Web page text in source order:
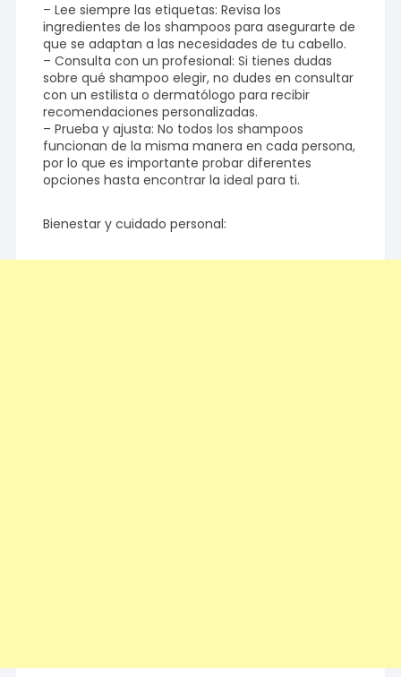
– Lee siempre las etiquetas: Revisa los
ingredientes de los shampoos para asegurarte de
que se adaptan a las necesidades de tu cabello.
– Consulta con un profesional: Si tienes dudas
sobre qué shampoo elegir, no dudes en consultar
con un estilista o dermatólogo para recibir
recomendaciones personalizadas.
– Prueba y ajusta: No todos los shampoos
funcionan de la misma manera en cada persona,
por lo que es importante probar diferentes
opciones hasta encontrar la ideal para ti.
Bienestar y cuidado personal: